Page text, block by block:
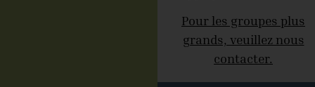
Pour les groupes plus
grands, veuillez nous
contacter.